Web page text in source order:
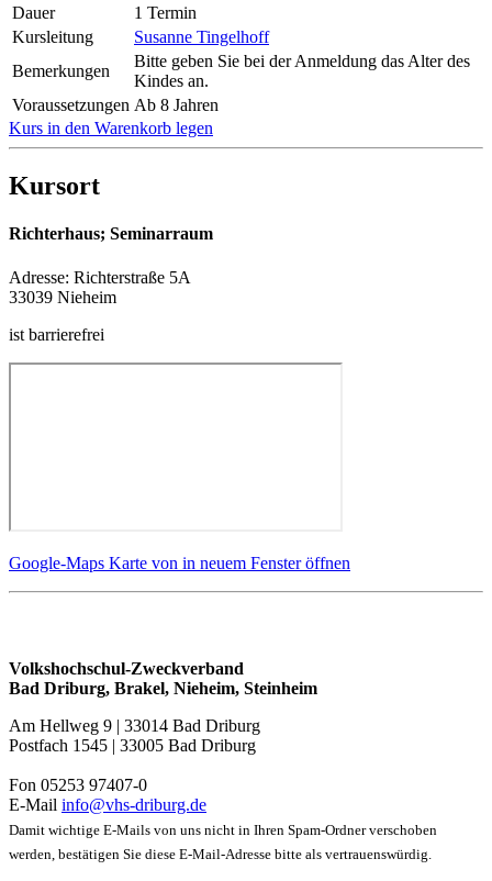
Dauer
1 Termin
Kursleitung
Susanne Tingelhoff
Bemerkungen
Bitte geben Sie bei der Anmeldung das Alter des
Kindes an.
Voraussetzungen Ab 8 Jahren
Kurs in den Warenkorb legen
Kursort
Richterhaus; Seminarraum
Adresse: Richterstraße 5A
33039 Nieheim
ist barrierefrei
Google-Maps Karte von in neuem Fenster öffnen
Volkshochschul-Zweckverband
Bad Driburg, Brakel, Nieheim, Steinheim
Am Hellweg 9 | 33014 Bad Driburg
Postfach 1545 | 33005 Bad Driburg
Fon 05253 97407-0
E-Mail info@vhs-driburg.de
Damit wichtige E-Mails von uns nicht in Ihren Spam-Ordner verschoben
werden, bestätigen Sie diese E-Mail-Adresse bitte als vertrauenswürdig.